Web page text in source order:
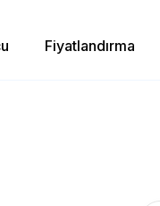
Fiyatlandırma